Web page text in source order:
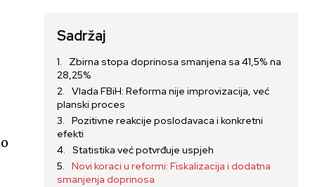
Sadržaj
Zbirna stopa doprinosa smanjena sa 41,5% na
28,25%
Vlada FBiH: Reforma nije improvizacija, već
planski proces
Pozitivne reakcije poslodavaca i konkretni
efekti
Statistika već potvrđuje uspjeh
Novi koraci u reformi: Fiskalizacija i dodatna
smanjenja doprinosa